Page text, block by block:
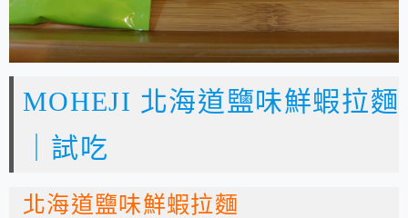
MOHEJI 北海道鹽味鮮蝦拉麵
｜試吃
北海道鹽味鮮蝦拉麵